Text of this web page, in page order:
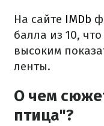
На сайте IMDb
балла из 10,
высоким
ленты.
О чем
птица"?